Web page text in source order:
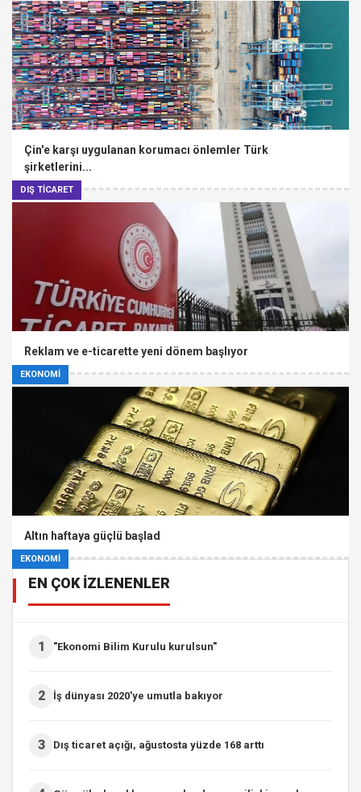
DIŞ TİCARET
Çin'e karşı uygulanan korumacı önlemler Türk
şirketlerini...
EKONOMİ
Reklam ve e-ticarette yeni dönem başlıyor
EKONOMİ
Altın haftaya güçlü başlad
EN ÇOK İZLENENLER
1 "Ekonomi Bilim Kurulu kurulsun"
2 İş dünyası 2020'ye umutla bakıyor
3 Dış ticaret açığı, ağustosta yüzde 168 arttı